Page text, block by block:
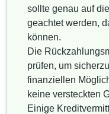
sollte genau auf
geachtet werden,
können.
Die
prüfen, um
finanziellen
keine versteckten
Einige